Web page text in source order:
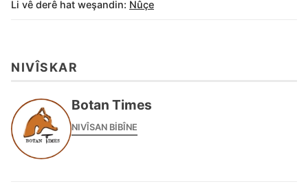
Li vê derê hat weşandin: Nûçe
NIVÎSKAR
Botan Times
NIVÎSAN BIBÎNE